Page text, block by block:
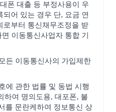
폰 대출 등 부정사용이 우
어 있는 경우 단, 요금 연
로부터 통신채무조정을 받
이동통신사업자 통합 기
든 이동통신사의 가입제한
에 관한 법률 및 동법 시행
하여 명의도용, 대포폰, 불
를 문란케하여 정보통신 상